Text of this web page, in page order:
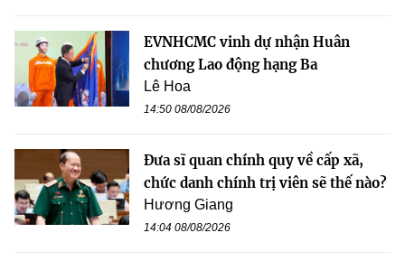
EVNHCMC vinh dự nhận Huân
chương Lao động hạng Ba
Lê Hoa
14:50 08/08/2026
Đưa sĩ quan chính quy về cấp xã,
chức danh chính trị viên sẽ thế nào?
Hương Giang
14:04 08/08/2026